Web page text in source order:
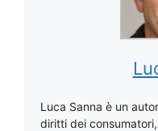
Luca Sanna è un
diritti dei